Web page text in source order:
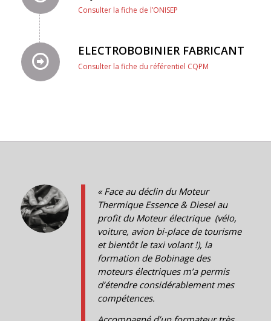
Consulter la fiche de l’ONISEP
ELECTROBOBINIER FABRICANT
Consulter la fiche du référentiel CQPM
« Face au déclin du Moteur
Thermique Essence & Diesel au
profit du Moteur électrique (vélo,
voiture, avion bi-place de tourisme
et bientôt le taxi volant !), la
formation de Bobinage des
moteurs électriques m’a permis
d’étendre considérablement mes
compétences.